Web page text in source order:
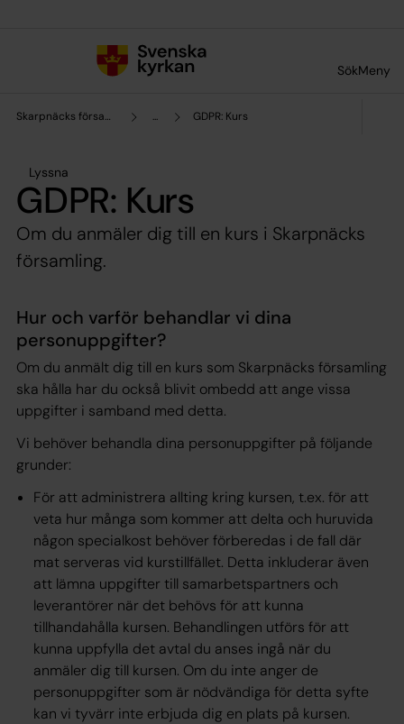
SökMeny
Skarpnäcks församling ... GDPR: Kurs
Lyssna
GDPR: Kurs
Om du anmäler dig till en kurs i Skarpnäcks
församling.
Hur och varför behandlar vi dina
personuppgifter?
Om du anmält dig till en kurs som Skarpnäcks församling
ska hålla har du också blivit ombedd att ange vissa
uppgifter i samband med detta.
Vi behöver behandla dina personuppgifter på följande
grunder:
För att administrera allting kring kursen, t.ex. för att
veta hur många som kommer att delta och huruvida
någon specialkost behöver förberedas i de fall där
mat serveras vid kurstillfället. Detta inkluderar även
att lämna uppgifter till samarbetspartners och
leverantörer när det behövs för att kunna
tillhandahålla kursen. Behandlingen utförs för att
kunna uppfylla det avtal du anses ingå när du
anmäler dig till kursen. Om du inte anger de
personuppgifter som är nödvändiga för detta syfte
kan vi tyvärr inte erbjuda dig en plats på kursen.